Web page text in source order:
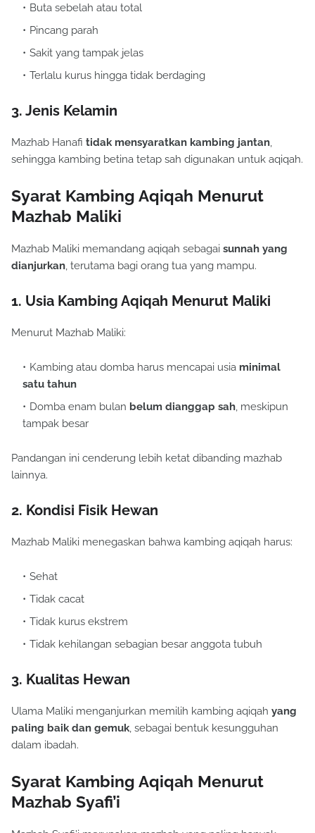
Buta sebelah atau total
Pincang parah
Sakit yang tampak jelas
Terlalu kurus hingga tidak berdaging
3. Jenis Kelamin
Mazhab Hanafi tidak mensyaratkan kambing jantan,
sehingga kambing betina tetap sah digunakan untuk aqiqah.
Syarat Kambing Aqiqah Menurut
Mazhab Maliki
Mazhab Maliki memandang aqiqah sebagai sunnah yang
dianjurkan, terutama bagi orang tua yang mampu.
1. Usia Kambing Aqiqah Menurut Maliki
Menurut Mazhab Maliki:
Kambing atau domba harus mencapai usia minimal
satu tahun
Domba enam bulan belum dianggap sah, meskipun
tampak besar
Pandangan ini cenderung lebih ketat dibanding mazhab
lainnya.
2. Kondisi Fisik Hewan
Mazhab Maliki menegaskan bahwa kambing aqiqah harus:
Sehat
Tidak cacat
Tidak kurus ekstrem
Tidak kehilangan sebagian besar anggota tubuh
3. Kualitas Hewan
Ulama Maliki menganjurkan memilih kambing aqiqah yang
paling baik dan gemuk, sebagai bentuk kesungguhan
dalam ibadah.
Syarat Kambing Aqiqah Menurut
Mazhab Syafi’i